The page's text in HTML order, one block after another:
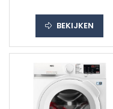
BEKIJKEN